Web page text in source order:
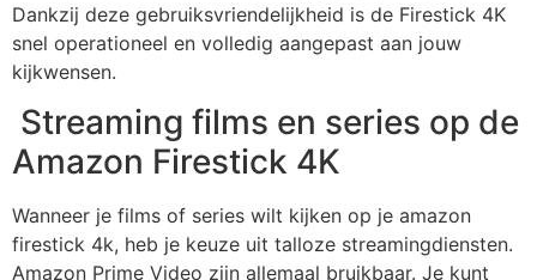
Dankzij deze gebruiksvriendelijkheid is de Firestick 4K
snel operationeel en volledig aangepast aan jouw
kijkwensen.
Streaming films en series op de
Amazon Firestick 4K
Wanneer je films of series wilt kijken op je amazon
firestick 4k, heb je keuze uit talloze streamingdiensten.
Amazon Prime Video zijn allemaal bruikbaar. Je kunt